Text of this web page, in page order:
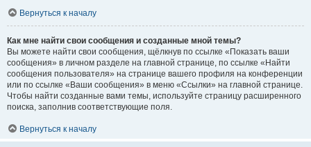
Вернуться к началу
Как мне найти свои сообщения и созданные мной темы?
Вы можете найти свои сообщения, щёлкнув по ссылке «Показать ваши
сообщения» в личном разделе на главной странице, по ссылке «Найти
сообщения пользователя» на странице вашего профиля на конференции
или по ссылке «Ваши сообщения» в меню «Ссылки» на главной странице.
Чтобы найти созданные вами темы, используйте страницу расширенного
поиска, заполнив соответствующие поля.
Вернуться к началу